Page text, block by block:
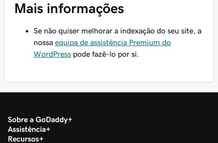
Mais informações
Se não quiser melhorar a indexação do seu site, a
nossa equipa de assistência Premium do
WordPress pode fazê-lo por si.
Sobre a GoDaddy
Assistência
Recursos